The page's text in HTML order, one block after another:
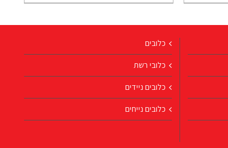
כלובים
כלובי רשת
כלובים ניידים
כלובים נייחים